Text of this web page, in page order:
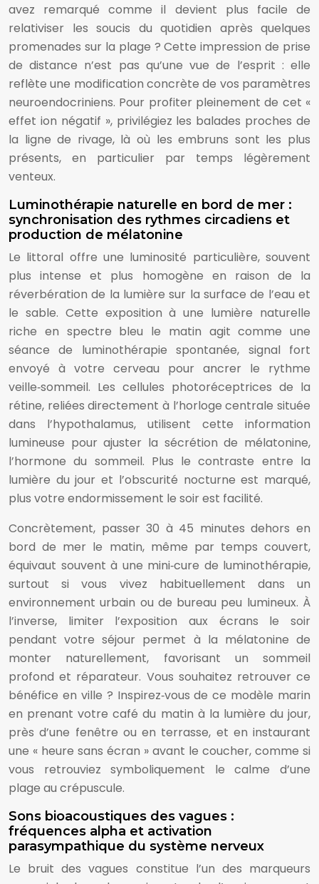
avez remarqué comme il devient plus facile de
relativiser les soucis du quotidien après quelques
promenades sur la plage ? Cette impression de prise
de distance n’est pas qu’une vue de l’esprit : elle
reflète une modification concrète de vos paramètres
neuroendocriniens. Pour profiter pleinement de cet «
effet ion négatif », privilégiez les balades proches de
la ligne de rivage, là où les embruns sont les plus
présents, en particulier par temps légèrement
venteux.
Luminothérapie naturelle en bord de mer :
synchronisation des rythmes circadiens et
production de mélatonine
Le littoral offre une luminosité particulière, souvent
plus intense et plus homogène en raison de la
réverbération de la lumière sur la surface de l’eau et
le sable. Cette exposition à une lumière naturelle
riche en spectre bleu le matin agit comme une
séance de luminothérapie spontanée, signal fort
envoyé à votre cerveau pour ancrer le rythme
veille‑sommeil. Les cellules photoréceptrices de la
rétine, reliées directement à l’horloge centrale située
dans l’hypothalamus, utilisent cette information
lumineuse pour ajuster la sécrétion de mélatonine,
l’hormone du sommeil. Plus le contraste entre la
lumière du jour et l’obscurité nocturne est marqué,
plus votre endormissement le soir est facilité.
Concrètement, passer 30 à 45 minutes dehors en
bord de mer le matin, même par temps couvert,
équivaut souvent à une mini‑cure de luminothérapie,
surtout si vous vivez habituellement dans un
environnement urbain ou de bureau peu lumineux. À
l’inverse, limiter l’exposition aux écrans le soir
pendant votre séjour permet à la mélatonine de
monter naturellement, favorisant un sommeil
profond et réparateur. Vous souhaitez retrouver ce
bénéfice en ville ? Inspirez‑vous de ce modèle marin
en prenant votre café du matin à la lumière du jour,
près d’une fenêtre ou en terrasse, et en instaurant
une « heure sans écran » avant le coucher, comme si
vous retrouviez symboliquement le calme d’une
plage au crépuscule.
Sons bioacoustiques des vagues :
fréquences alpha et activation
parasympathique du système nerveux
Le bruit des vagues constitue l’un des marqueurs